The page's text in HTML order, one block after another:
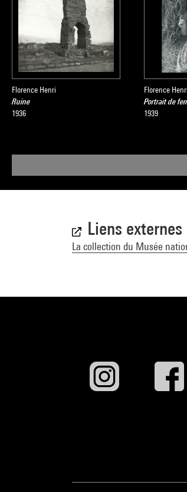
Florence Henri
Ruine
1936
Florence
Portrait de
1939
Liens externes
La collection du Musée